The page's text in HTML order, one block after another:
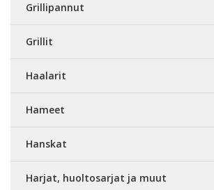
Grillipannut
Grillit
Haalarit
Hameet
Hanskat
Harjat, huoltosarjat ja muut